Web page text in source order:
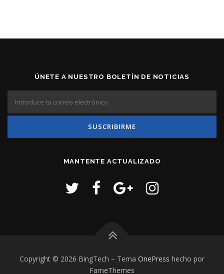
ÚNETE A NUESTRO BOLETÍN DE NOTICIAS
MANTENTE ACTUALIZADO
Copyright © 2026 BingTech – Tema OnePress hecho por
FameThemes